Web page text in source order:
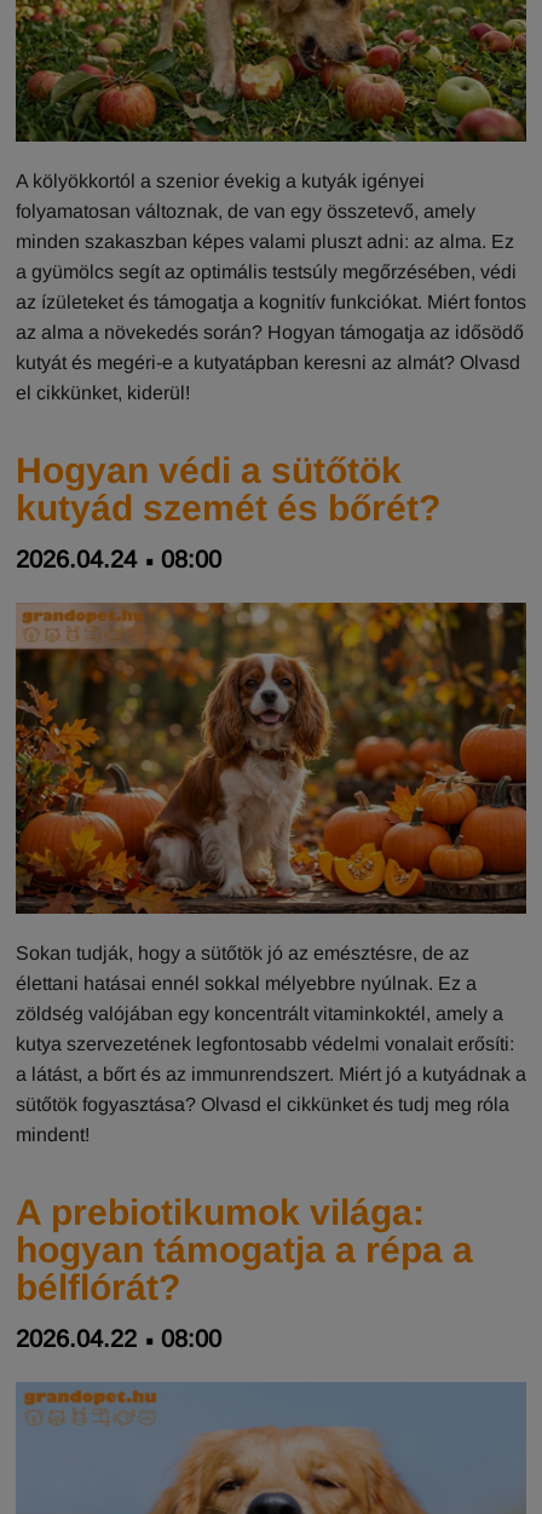
A kölyökkortól a szenior évekig a kutyák igényei
folyamatosan változnak, de van egy összetevő, amely
minden szakaszban képes valami pluszt adni: az alma. Ez
a gyümölcs segít az optimális testsúly megőrzésében, védi
az ízületeket és támogatja a kognitív funkciókat. Miért fontos
az alma a növekedés során? Hogyan támogatja az idősödő
kutyát és megéri-e a kutyatápban keresni az almát? Olvasd
el cikkünket, kiderül!
Hogyan védi a sütőtök
kutyád szemét és bőrét?
2026.04.24 08:00
Sokan tudják, hogy a sütőtök jó az emésztésre, de az
élettani hatásai ennél sokkal mélyebbre nyúlnak. Ez a
zöldség valójában egy koncentrált vitaminkoktél, amely a
kutya szervezetének legfontosabb védelmi vonalait erősíti:
a látást, a bőrt és az immunrendszert. Miért jó a kutyádnak a
sütőtök fogyasztása? Olvasd el cikkünket és tudj meg róla
mindent!
A prebiotikumok világa:
hogyan támogatja a répa a
bélflórát?
2026.04.22 08:00